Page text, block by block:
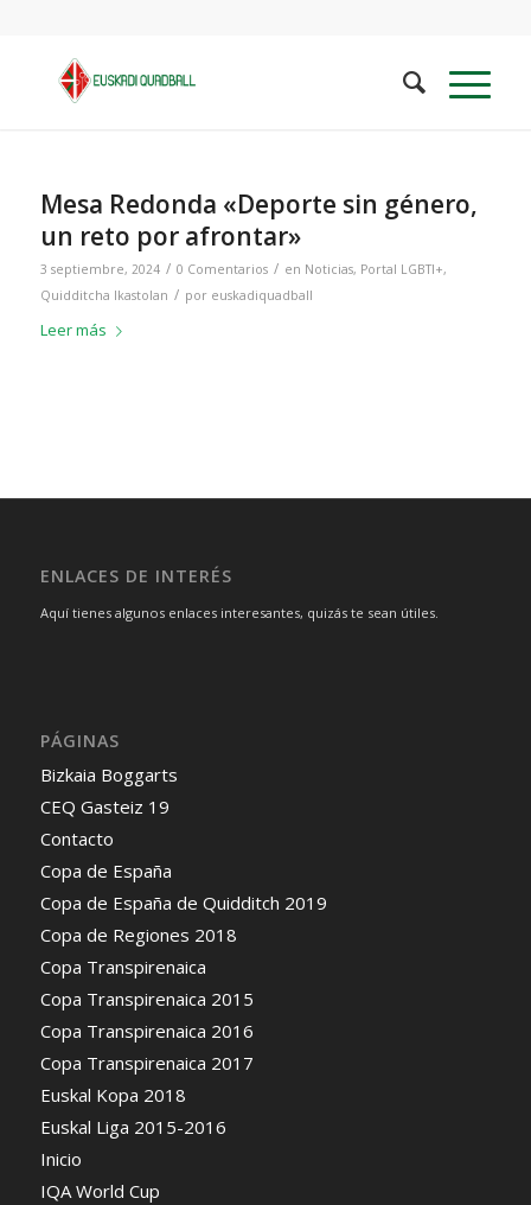
Mesa Redonda «Deporte sin género,
un reto por afrontar»
3 septiembre, 2024 / 0 Comentarios / en Noticias, Portal LGBTI+,
Quidditcha Ikastolan / por euskadiquadball
Leer más
ENLACES DE INTERÉS
Aquí tienes algunos enlaces interesantes, quizás te sean útiles.
PÁGINAS
Bizkaia Boggarts
CEQ Gasteiz 19
Contacto
Copa de España
Copa de España de Quidditch 2019
Copa de Regiones 2018
Copa Transpirenaica
Copa Transpirenaica 2015
Copa Transpirenaica 2016
Copa Transpirenaica 2017
Euskal Kopa 2018
Euskal Liga 2015-2016
Inicio
IQA World Cup